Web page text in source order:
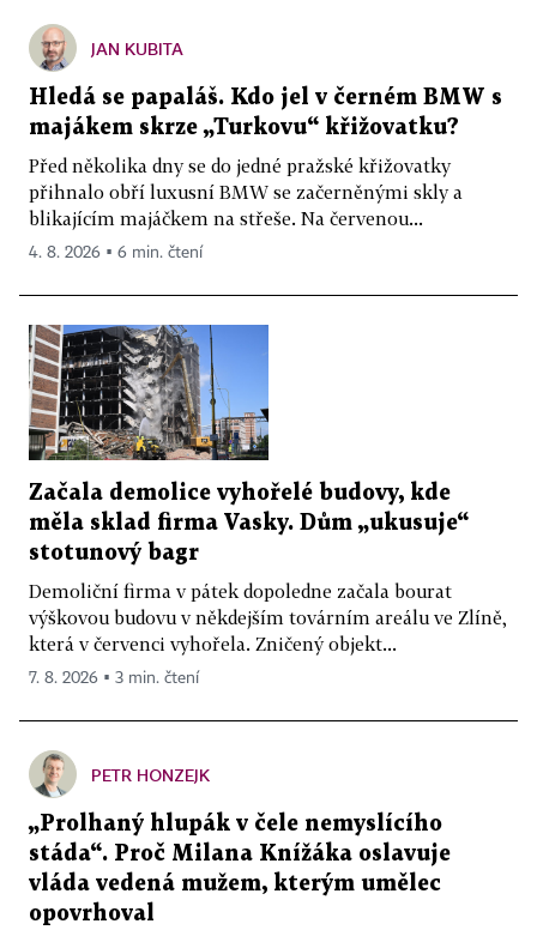
JAN KUBITA
Hledá se papaláš. Kdo jel v černém BMW s
majákem skrze „Turkovu“ křižovatku?
Před několika dny se do jedné pražské křižovatky
přihnalo obří luxusní BMW se začerněnými skly a
blikajícím majáčkem na střeše. Na červenou...
4. 8. 2026 ▪ 6 min. čtení
Začala demolice vyhořelé budovy, kde
měla sklad firma Vasky. Dům „ukusuje“
stotunový bagr
Demoliční firma v pátek dopoledne začala bourat
výškovou budovu v někdejším továrním areálu ve Zlíně,
která v červenci vyhořela. Zničený objekt...
7. 8. 2026 ▪ 3 min. čtení
PETR HONZEJK
„Prolhaný hlupák v čele nemyslícího
stáda“. Proč Milana Knížáka oslavuje
vláda vedená mužem, kterým umělec
opovrhoval